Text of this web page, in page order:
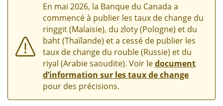
En mai 2026, la Banque du Canada a
commencé à publier les taux de change du
ringgit (Malaisie), du zloty (Pologne) et du
baht (Thaïlande) et a cessé de publier les
taux de change du rouble (Russie) et du
riyal (Arabie saoudite). Voir ledocument
d’information sur les taux de change
pour des précisions.